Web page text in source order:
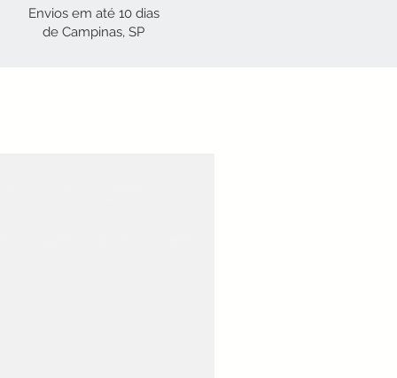
Envios em até 10 dias
de Campinas, SP